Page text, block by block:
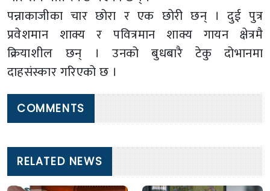
पन्नाकाजीका चार छोरा र एक छोरी छन् । दुई पुत्र
प्रवेशमान शाक्य र पवित्रमान शाक्य गायन क्षेत्रमै
क्रियाशील छन् । उनको बुधबारै टेकु दोभानमा
दाहसंस्कार गरिएको छ ।
COMMENTS
RELATED NEWS